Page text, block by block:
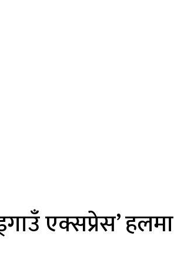
एक्सप्रेस’ हलमा